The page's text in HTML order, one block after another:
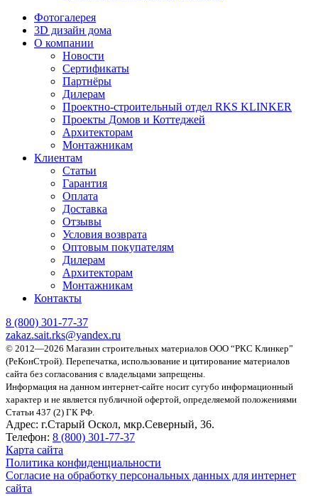
Фотогалерея
3D дизайн дома
О компании
Новости
Сертификаты
Партнёры
Дилерам
Проектно-строительный отдел RKS KLINKER
Проекты Домов и Коттеджей
Архитекторам
Монтажникам
Клиентам
Статьи
Гарантия
Оплата
Доставка
Отзывы
Условия возврата
Оптовым покупателям
Дилерам
Архитекторам
Монтажникам
Контакты
8 (800) 301-77-37
zakaz.sait.rks@yandex.ru
© 2012—2026 Магазин строительных материалов ООО “РКС Клинкер”
(РеКонСтрой). Перепечатка, использование и цитирование материалов
сайта без согласования с владельцами запрещены.
Информация на данном интернет-сайте носит сугубо информационный
характер и не является публичной офертой, определяемой положениями
Статьи 437 (2) ГК РФ.
Адрес: г.Старый Оскол, мкр.Северный, 36.
Телефон: 8 (800) 301-77-37
Карта сайта
Политика конфиденциальности
Согласие на обработку персональных данных для интернет
сайта